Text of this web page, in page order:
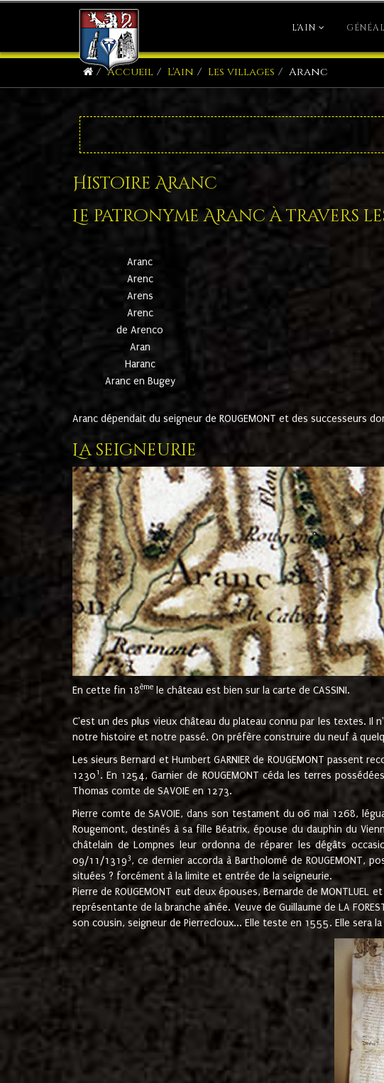
L'AIN
Accueil L'Ain Les villages Aranc
Histoire Aranc
Le patronyme Aranc à travers
Aranc
Arenc
Arens
Arenc
de Arenco
Aran
Haranc
Aranc en Bugey
Aranc dépendait du seigneur de ROUGEMONT et des successeurs
La seigneurie
En cette fin 18ème le château est bien sur la carte de CASSINI.
C'est un des plus vieux château du plateau connu par les textes. Il
notre histoire et notre passé. On préfère construire du neuf à
Les sieurs Bernard et Humbert GARNIER de ROUGEMONT passent
12301 . En 1254, Garnier de ROUGEMONT céda les terres
Thomas comte de SAVOIE en 1273.
Pierre comte de SAVOIE, dans son testament du 06 mai 1268,
Rougemont, destinés à sa fille Béatrix, épouse du dauphin du
châtelain de Lompnes leur ordonna de réparer les dégâts
09/11/13193, ce dernier accorda à Bartholomé de
situées ? forcément à la limite et entrée de la seigneurie.
Pierre de ROUGEMONT eut deux épouses, Bernarde de
représentante de la branche aînée. Veuve de Guillaume de LA
son cousin, seigneur de Pierrecloux... Elle teste en 1555. Elle sera